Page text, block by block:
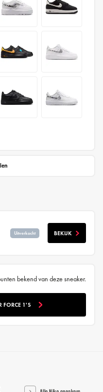
Uitverkocht BEKIJK
bekend van deze sneaker.
FORCE 1'S